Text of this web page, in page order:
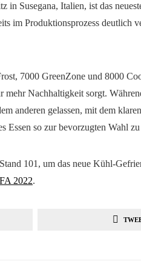
Susegana, Italien, ist das
im Produktionsprozess deutlich
7000 GreenZone und 8000
mehr Nachhaltigkeit sorgt.
anderen gelassen, mit dem
Essen so zur bevorzugten Wahl
101, um das neue Kühl-
2022.